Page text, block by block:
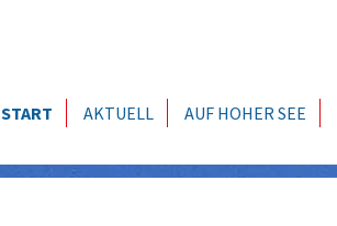
START AKTUELL AUF HOHER SEE